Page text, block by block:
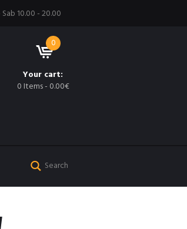
10.00 - 20.00
0
Your cart:
0 Items- 0.00€